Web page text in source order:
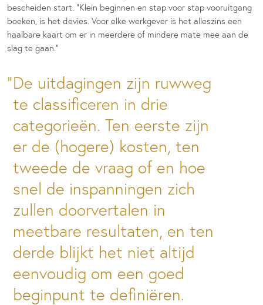
bescheiden start. “Klein beginnen en stap voor stap vooruitgang
boeken, is het devies. Voor elke werkgever is het alleszins een
haalbare kaart om er in meerdere of mindere mate mee aan de
slag te gaan.”
De uitdagingen zijn ruwweg
te classificeren in drie
categorieën. Ten eerste zijn
er de (hogere) kosten, ten
tweede de vraag of en hoe
snel de inspanningen zich
zullen doorvertalen in
meetbare resultaten, en ten
derde blijkt het niet altijd
eenvoudig om een goed
beginpunt te definiëren.